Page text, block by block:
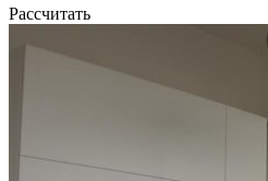
Рассчитать